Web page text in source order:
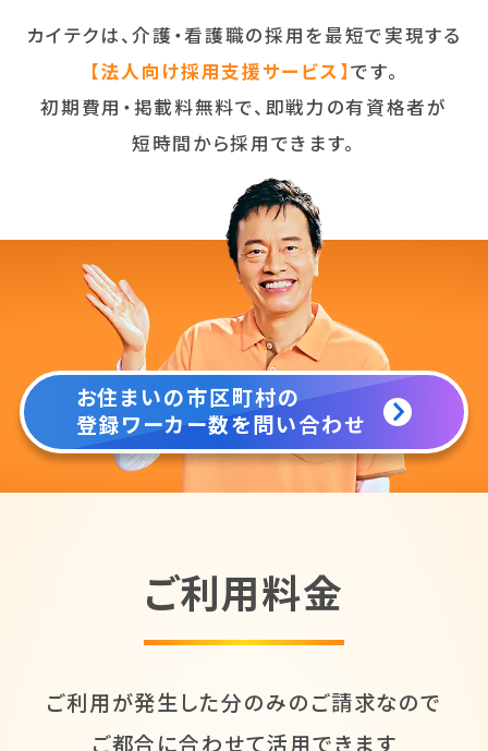
カイテクは、介護・看護職の採用を最短で実現する
【法人向け採用支援サービス】です。
初期費用・掲載料無料で、即戦力の有資格者が
短時間から採用できます。
お住まいの市区町村の
登録ワーカー数を問い合わせ
ご利用料金
ご利用が発生した分のみのご請求なので
ご都合に合わせて活用できます